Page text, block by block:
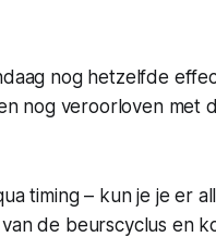
nog hetzelfde
nog veroorloven met
timing – kun je je er
de beurscyclus en